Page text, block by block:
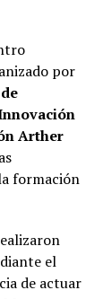
por
Arther
formación
el
de actuar